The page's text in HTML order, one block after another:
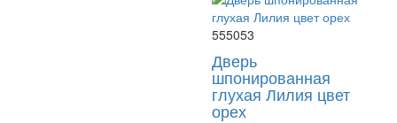
555053
Дверь
шпонированная
глухая Лилия цвет
орех